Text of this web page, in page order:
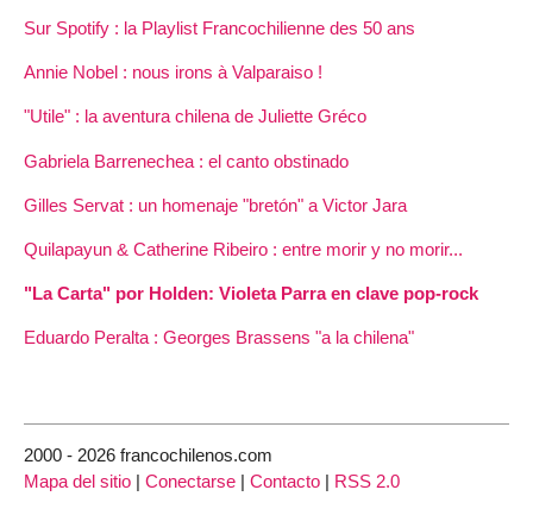
Sur Spotify : la Playlist Francochilienne des 50 ans
Annie Nobel : nous irons à Valparaiso !
"Utile" : la aventura chilena de Juliette Gréco
Gabriela Barrenechea : el canto obstinado
Gilles Servat : un homenaje "bretón" a Victor Jara
Quilapayun & Catherine Ribeiro : entre morir y no morir...
"La Carta" por Holden: Violeta Parra en clave pop-rock
Eduardo Peralta : Georges Brassens "a la chilena"
2000 - 2026 francochilenos.com
Mapa del sitio | Conectarse | Contacto | RSS 2.0